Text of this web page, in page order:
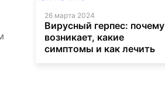
26 марта 2024
Вирусный герпес: почему
возникает, какие
симптомы и как лечить